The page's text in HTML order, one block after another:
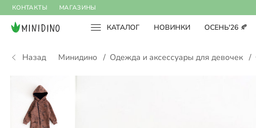
КОНТАКТЫ МАГАЗИНЫ
КАТАЛОГ НОВИНКИ ОСЕНЬ'26 🍂
Назад Минидино / Одежда и аксессуары для девочек /